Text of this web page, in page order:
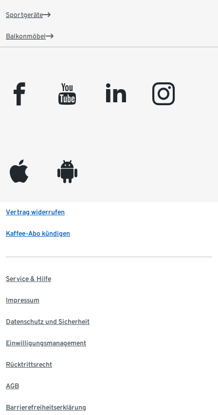
Sportgeräte
Balkonmöbel
facebook youtube linkedin instagram
appleinc android
Vertrag widerrufen
Kaffee-Abo kündigen
Service & Hilfe
Impressum
Datenschutz und Sicherheit
Einwilligungsmanagement
Rücktrittsrecht
AGB
Barrierefreiheitserklärung